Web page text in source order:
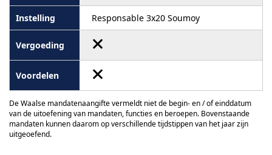
Responsable 3x20 Soumoy
De Waalse mandatenaangifte vermeldt niet de begin- en / of einddatum
van de uitoefening van mandaten, functies en beroepen. Bovenstaande
mandaten kunnen daarom op verschillende tijdstippen van het jaar zijn
uitgeoefend.